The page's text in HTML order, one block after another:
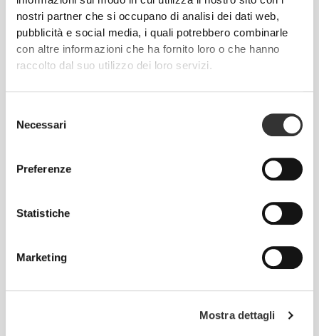
nostri partner che si occupano di analisi dei dati web,
pubblicità e social media, i quali potrebbero combinarle
con altre informazioni che ha fornito loro o che hanno
raccolto dal suo utilizzo dei loro servizi.
delNecessari
Preferenze
Statistiche
Marketing
Mostra dettagli
Collagene Capelli, Pelle e
Acido Alfa Lipoico 280 mg 60